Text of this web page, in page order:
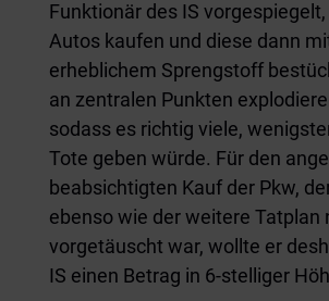
Funktionär des IS
Autos kaufen und diese dann
erheblichem Sprengstoff
an zentralen Punkten
sodass es richtig viele,
Tote geben würde. Für den
beabsichtigten Kauf der Pkw,
ebenso wie der weitere Tatplan
vorgetäuscht war, wollte er
IS einen Betrag in 6-stelliger